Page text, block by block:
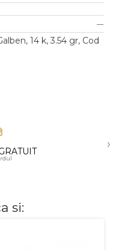
14 k, 3.54 gr, Cod
›
si: